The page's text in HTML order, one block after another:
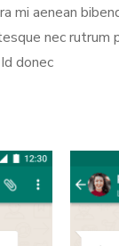
aenean
nec
donec